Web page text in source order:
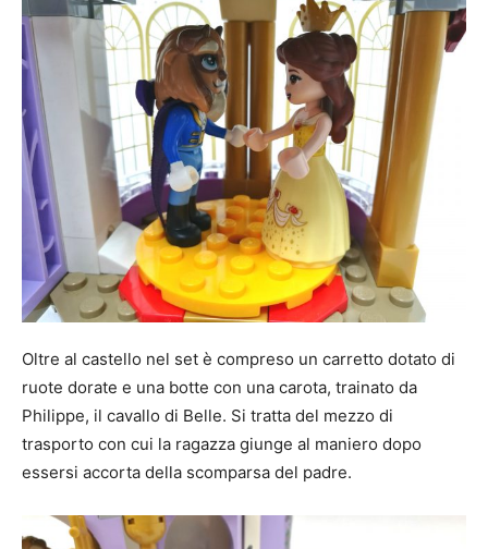
Oltre al castello nel set è compreso un carretto dotato di
ruote dorate e una botte con una carota, trainato da
Philippe, il cavallo di Belle. Si tratta del mezzo di
trasporto con cui la ragazza giunge al maniero dopo
essersi accorta della scomparsa del padre.